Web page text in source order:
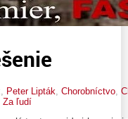
Peter Lipták Chorobníctvo
Za ľudí